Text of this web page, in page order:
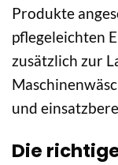
Produkte
pflegeleichten
zusätzlich zur
und
Die